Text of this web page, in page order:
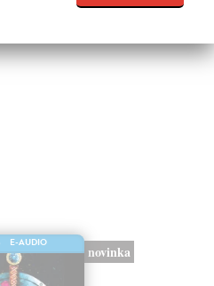
E-AUDIO
novinka